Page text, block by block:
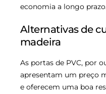
economia a longo
Alternativas de
madeira
As portas de PVC, por
apresentam um preço
e oferecem uma boa